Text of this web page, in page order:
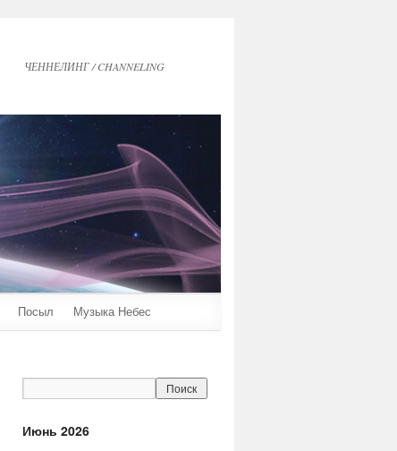
ЧЕННЕЛИНГ / CHANNELING
Посыл Музыка Небес
Июнь 2026